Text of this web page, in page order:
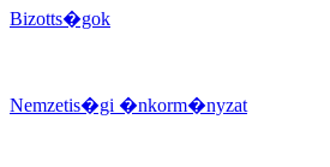
Bizotts�gok
Nemzetis�gi �nkorm�nyzat